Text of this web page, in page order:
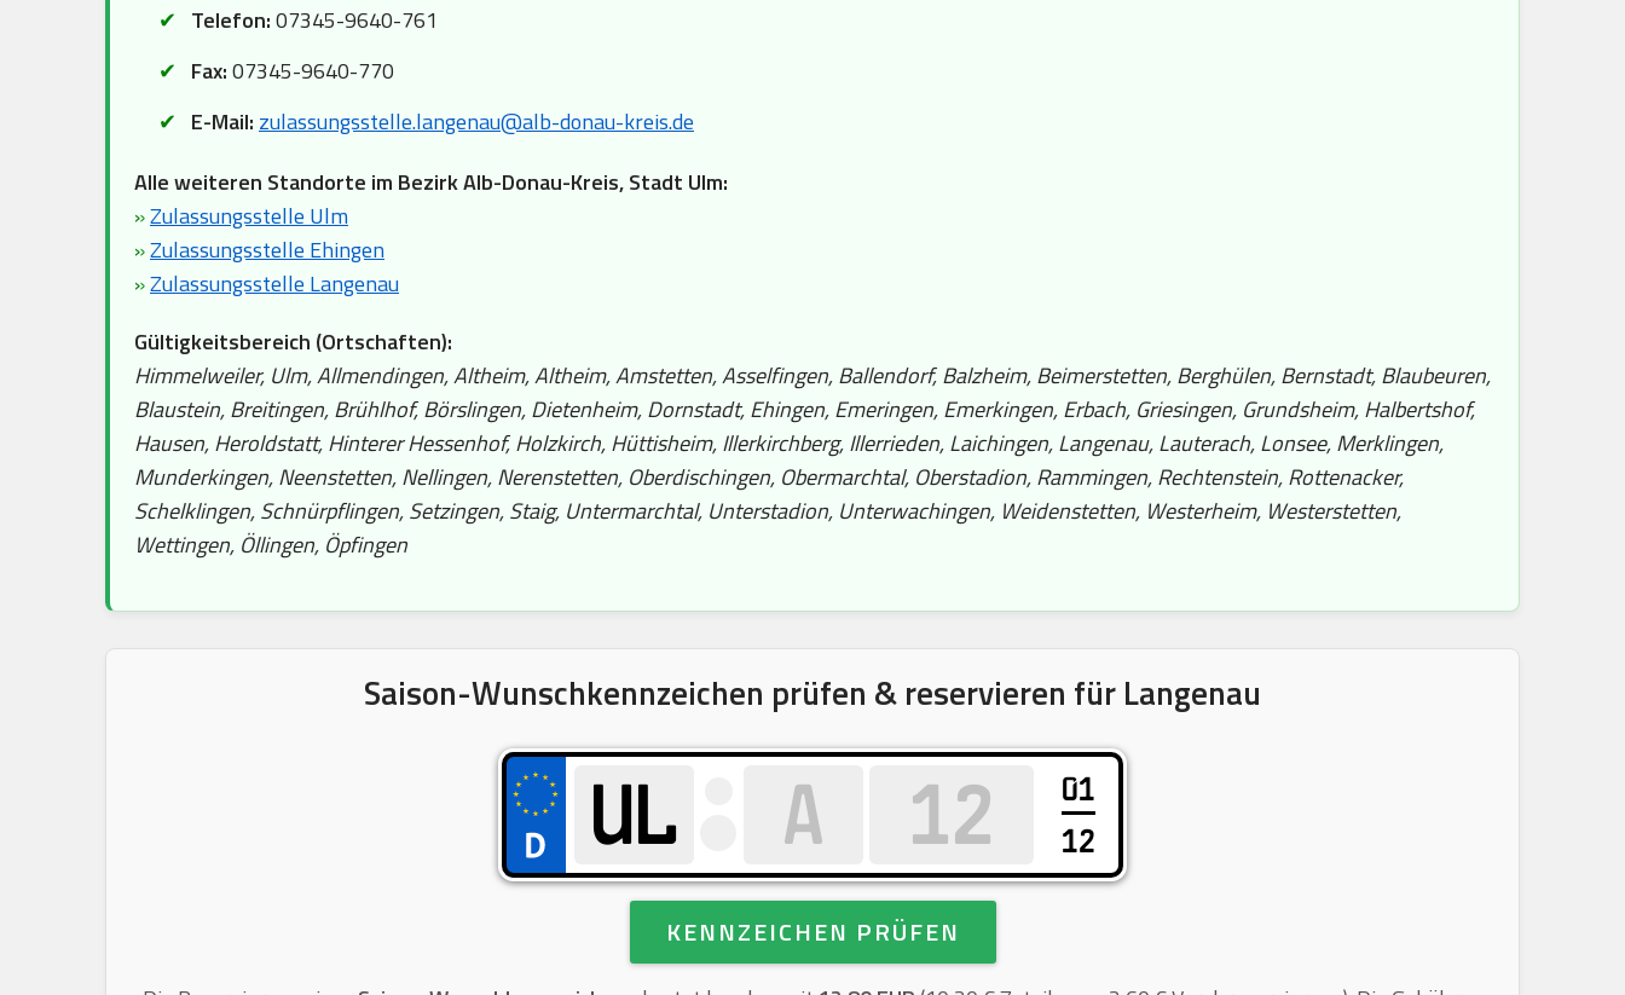
Telefon:07345-9640-761
Fax:07345-9640-770
E-Mail: zulassungsstelle.langenau@alb-donau-kreis.de
Alle weiteren Standorte im Bezirk Alb-Donau-Kreis, Stadt Ulm:
»Zulassungsstelle Ulm
»Zulassungsstelle Ehingen
»Zulassungsstelle Langenau
Gültigkeitsbereich (Ortschaften):
Himmelweiler, Ulm, Allmendingen, Altheim, Altheim, Amstetten, Asselfingen, Ballendorf, Balzheim, Beimerstetten, Berghülen, Bernstadt, Blaubeuren,
Blaustein, Breitingen, Brühlhof, Börslingen, Dietenheim, Dornstadt, Ehingen, Emeringen, Emerkingen, Erbach, Griesingen, Grundsheim, Halbertshof,
Hausen, Heroldstatt, Hinterer Hessenhof, Holzkirch, Hüttisheim, Illerkirchberg, Illerrieden, Laichingen, Langenau, Lauterach, Lonsee, Merklingen,
Munderkingen, Neenstetten, Nellingen, Nerenstetten, Oberdischingen, Obermarchtal, Oberstadion, Rammingen, Rechtenstein, Rottenacker,
Schelklingen, Schnürpflingen, Setzingen, Staig, Untermarchtal, Unterstadion, Unterwachingen, Weidenstetten, Westerheim, Westerstetten,
Wettingen, Öllingen, Öpfingen
Saison-Wunschkennzeichen prüfen & reservieren für Langenau
01
12
KENNZEICHEN PRÜFEN